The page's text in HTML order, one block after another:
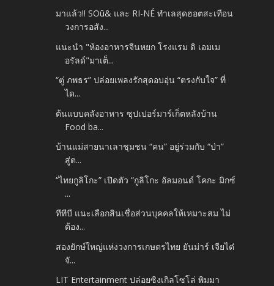
มาแล้ว!! SOū& และ RI-NÉ ทำเลสุดฮอตสะเทือน
วงการอสัง...
แนะนำ "ห้องอาหารจีนหยก โรงแรม ดิ เอมเม
อรัลด์"มาเต็...
“ตู่ ภพธร” ปล่อยเพลงรักสุดอบอุ่น “ตรงกับใจ” ที่
ได...
ต้นแบบคลังอาหาร ซุปเปอร์มาร์เก็ตหลังบ้าน
Food ba...
บ้านแม่สายนาเลาชุมชน “คน” อยู่ร่วมกับ “ป่า”
สู่ต...
“ไทยกูลิโกะ” เปิดตัว “กูลิโกะ อัลมอนด์ โคกะ มิกซ์
...
ทีทีบี แนะเลือกสินเชื่อส่วนบุคคลให้เหมาะสม ไม่
ต้อง...
สองยักษ์ใหญ่แห่งวงการเกษตรไทย ยันม่าร์ เจียไต๋
จั...
LIT Entertainment ปล่อยซิงเกิลโซโล่ พิมมา